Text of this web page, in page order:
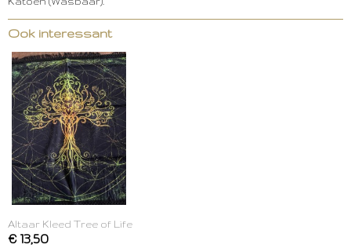
Ook interessant
Altaar Kleed Tree of Life
€ 13,50